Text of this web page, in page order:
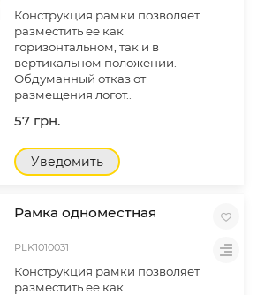
Конструкция рамки позволяет
разместить ее как
горизонтальном, так и в
вертикальном положении.
Обдуманный отказ от
размещения логот..
57 грн.
Уведомить
Рамка одноместная
PLK1010031
Конструкция рамки позволяет
разместить ее как